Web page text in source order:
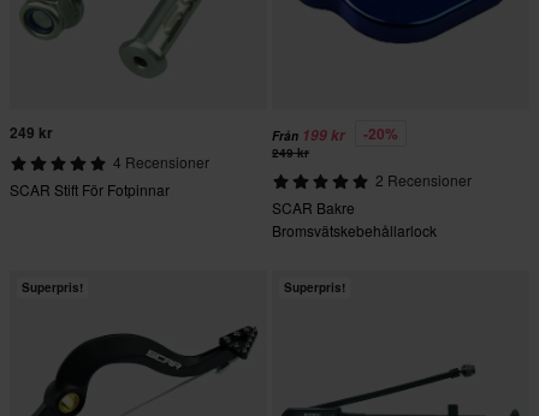
249 kr
4 Recensioner
SCAR Stift För Fotpinnar
Från 199 kr -20%
249 kr
2 Recensioner
SCAR Bakre
Bromsvätskebehållarlock
Superpris! Superpris!